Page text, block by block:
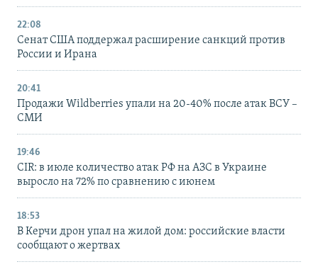
22:08
Сенат США поддержал расширение санкций против
России и Ирана
20:41
Продажи Wildberries упали на 20-40% после атак ВСУ –
СМИ
19:46
CIR: в июле количество атак РФ на АЗС в Украине
выросло на 72% по сравнению с июнем
18:53
В Керчи дрон упал на жилой дом: российские власти
сообщают о жертвах